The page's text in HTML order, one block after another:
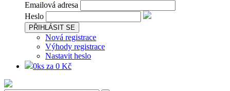
Emailová adresa
Heslo
PŘIHLÁSIT SE
Nová registrace
Výhody registrace
Nastavit heslo
0ks za 0 Kč